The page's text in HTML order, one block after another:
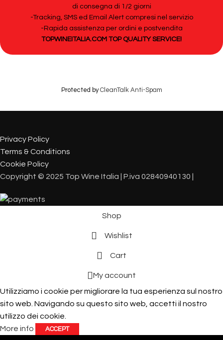
di consegna di 1/2 giorni
-Tracking, SMS ed Email Alert compresi nel servizio
-Rapida assistenza per ordini e postvendita
TOPWINEITALIA.COM TOP QUALITY SERVICE!
Protected byCleanTalk Anti-Spam
Privacy Policy
Terms & Conditions
Cookie Policy
Copyright © 2025 Top Wine Italia | P.iva 02840940130 |
Shop
Wishlist
Cart
My account
Utilizziamo i cookie per migliorare la tua esperienza sul nostro
sito web. Navigando su questo sito web, accetti il ​​nostro
utilizzo dei cookie.
More info
ACCEPT